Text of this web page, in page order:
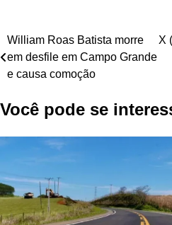
Navegação
de
William Roas Batista morre
em desfile em Campo Grande
e causa comoção
X
Você pode se